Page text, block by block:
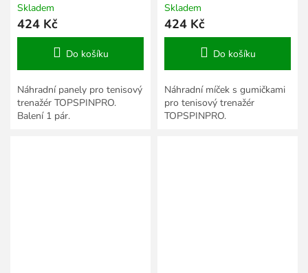
Skladem
424 Kč
Do košíku
Náhradní panely pro tenisový
trenažér TOPSPINPRO.
Balení 1 pár.
Skladem
424 Kč
Do košíku
Náhradní míček s gumičkami
pro tenisový trenažér
TOPSPINPRO.